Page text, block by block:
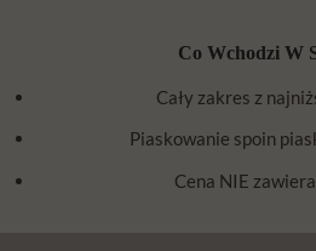
Co Wchodzi W
Cały zakres z
Piaskowanie spoin
Cena NIE